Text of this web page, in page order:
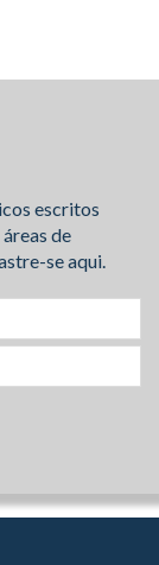
escritos
de
se aqui.